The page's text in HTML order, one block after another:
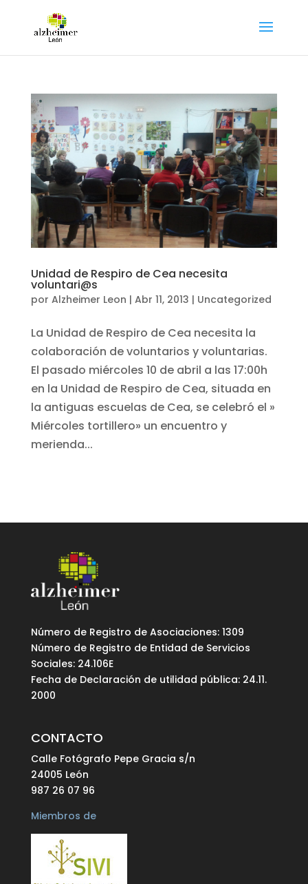
Unidad de Respiro de Cea necesita
voluntari@s
por Alzheimer Leon | Abr 11, 2013 | Uncategorized
La Unidad de Respiro de Cea necesita la
colaboración de voluntarios y voluntarias.
El pasado miércoles 10 de abril a las 17:00h
en la Unidad de Respiro de Cea, situada en
la antiguas escuelas de Cea, se celebró el »
Miércoles tortillero» un encuentro y
merienda...
Número de Registro de Asociaciones: 1309
Número de Registro de Entidad de Servicios
Sociales: 24.106E
Fecha de Declaración de utilidad pública: 24.11.
2000
CONTACTO
Calle Fotógrafo Pepe Gracia s/n
24005 León
987 26 07 96
Miembros de